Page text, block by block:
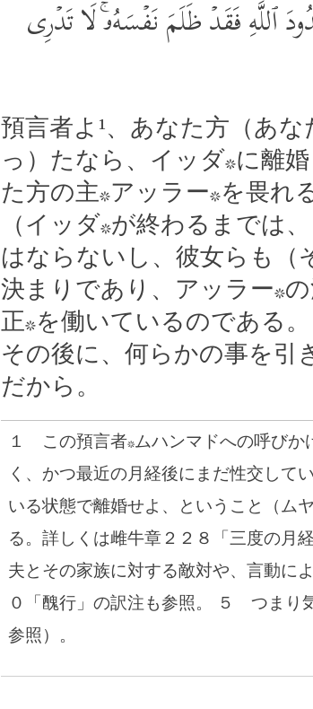
ٱللَّهِ فَقَدۡ ظَلَمَ نَفۡسَهُۥۚ لَا تَدۡرِی
預言者よ¹、あなた方（あ
っ）たなら、イッダ*に離
た方の主*アッラー*を畏れ
（イッダ*が終わるまでは
はならないし、彼女らも
決まりであり、アッラー*
正*を働いているのである
その後に、何らかの事を
だから。
１ この預言者*ムハンマドへの呼び
く、かつ最近の月経後にまだ性交して
いる状態で離婚せよ、ということ（
る。詳しくは雌牛章２２８「三度の月
夫とその家族に対する敵対や、言動に
０「醜行」の訳注も参照。 ５ つまり
参照）。